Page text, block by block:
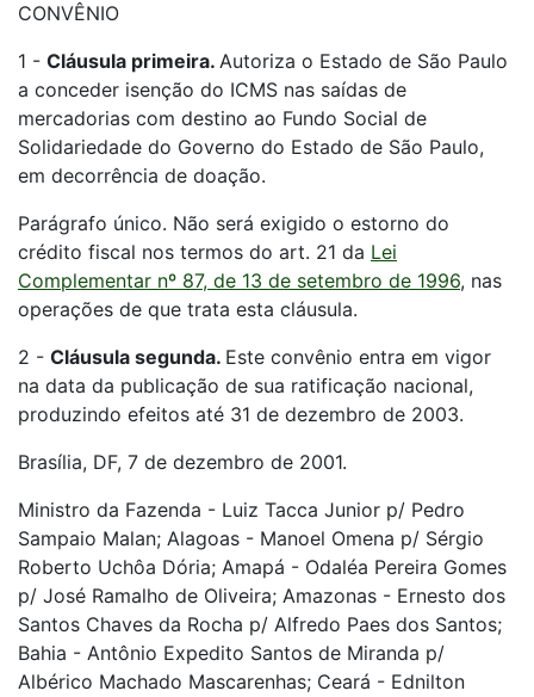
CONVÊNIO
1 - Cláusula primeira. Autoriza o Estado de São Paulo
a conceder isenção do ICMS nas saídas de
mercadorias com destino ao Fundo Social de
Solidariedade do Governo do Estado de São Paulo,
em decorrência de doação.
Parágrafo único. Não será exigido o estorno do
crédito fiscal nos termos do art. 21 da Lei
Complementar nº 87, de 13 de setembro de 1996, nas
operações de que trata esta cláusula.
2 - Cláusula segunda. Este convênio entra em vigor
na data da publicação de sua ratificação nacional,
produzindo efeitos até 31 de dezembro de 2003.
Brasília, DF, 7 de dezembro de 2001.
Ministro da Fazenda - Luiz Tacca Junior p/ Pedro
Sampaio Malan; Alagoas - Manoel Omena p/ Sérgio
Roberto Uchôa Dória; Amapá - Odaléa Pereira Gomes
p/ José Ramalho de Oliveira; Amazonas - Ernesto dos
Santos Chaves da Rocha p/ Alfredo Paes dos Santos;
Bahia - Antônio Expedito Santos de Miranda p/
Albérico Machado Mascarenhas; Ceará - Ednilton